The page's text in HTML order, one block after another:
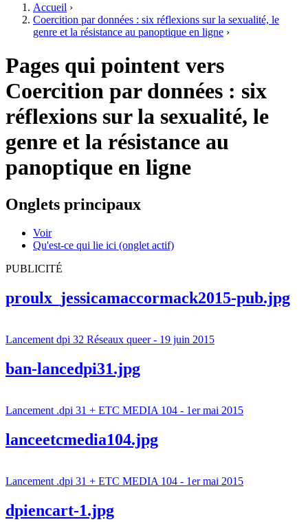
Accueil ›
Coercition par données : six réflexions sur la sexualité, le
genre et la résistance au panoptique en ligne ›
Pages qui pointent vers
Coercition par données : six
réflexions sur la sexualité, le
genre et la résistance au
panoptique en ligne
Onglets principaux
Voir
Qu'est-ce qui lie ici (onglet actif)
PUBLICITÉ
proulx_jessicamaccormack2015-pub.jpg
Lancement dpi 32 Réseaux queer - 19 juin 2015
ban-lancedpi31.jpg
Lancement .dpi 31 + ETC MEDIA 104 - 1er mai 2015
lanceetcmedia104.jpg
Lancement .dpi 31 + ETC MEDIA 104 - 1er mai 2015
dpiencart-1.jpg